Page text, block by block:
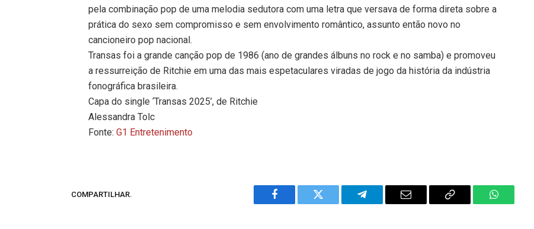
pela combinação pop de uma melodia sedutora com uma letra que versava de forma direta sobre a
prática do sexo sem compromisso e sem envolvimento romântico, assunto então novo no
cancioneiro pop nacional.
Transas foi a grande canção pop de 1986 (ano de grandes álbuns no rock e no samba) e promoveu
a ressurreição de Ritchie em uma das mais espetaculares viradas de jogo da história da indústria
fonográfica brasileira.
Capa do single ‘Transas 2025’, de Ritchie
Alessandra Tolc
Fonte:G1 Entretenimento
COMPARTILHAR.
Facebook Twitter Telegram Email
Copy
WhatsApp